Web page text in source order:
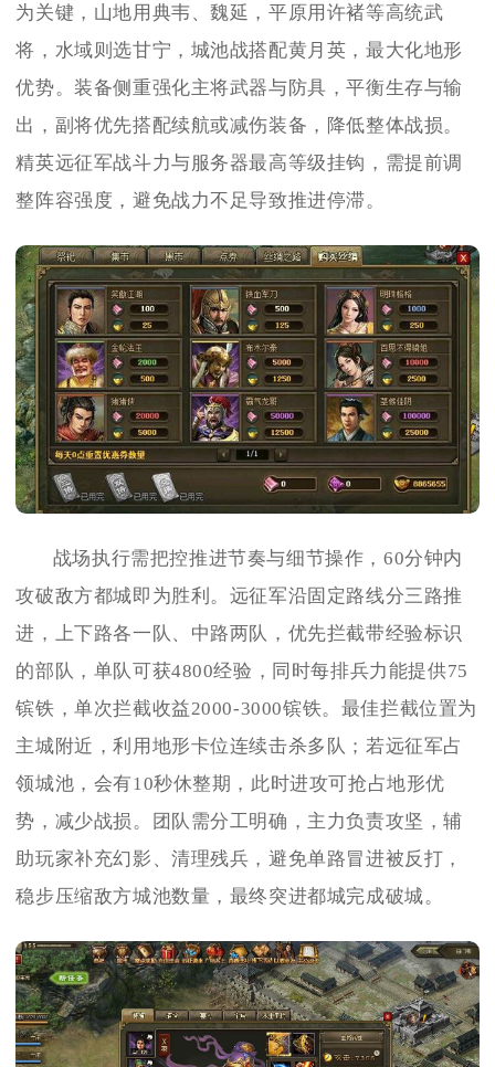
为关键，山地用典韦、魏延，平原用许褚等高统武
将，水域则选甘宁，城池战搭配黄月英，最大化地形
优势。装备侧重强化主将武器与防具，平衡生存与输
出，副将优先搭配续航或减伤装备，降低整体战损。
精英远征军战斗力与服务器最高等级挂钩，需提前调
整阵容强度，避免战力不足导致推进停滞。
战场执行需把控推进节奏与细节操作，60分钟内
攻破敌方都城即为胜利。远征军沿固定路线分三路推
进，上下路各一队、中路两队，优先拦截带经验标识
的部队，单队可获4800经验，同时每排兵力能提供75
镔铁，单次拦截收益2000-3000镔铁。最佳拦截位置为
主城附近，利用地形卡位连续击杀多队；若远征军占
领城池，会有10秒休整期，此时进攻可抢占地形优
势，减少战损。团队需分工明确，主力负责攻坚，辅
助玩家补充幻影、清理残兵，避免单路冒进被反打，
稳步压缩敌方城池数量，最终突进都城完成破城。